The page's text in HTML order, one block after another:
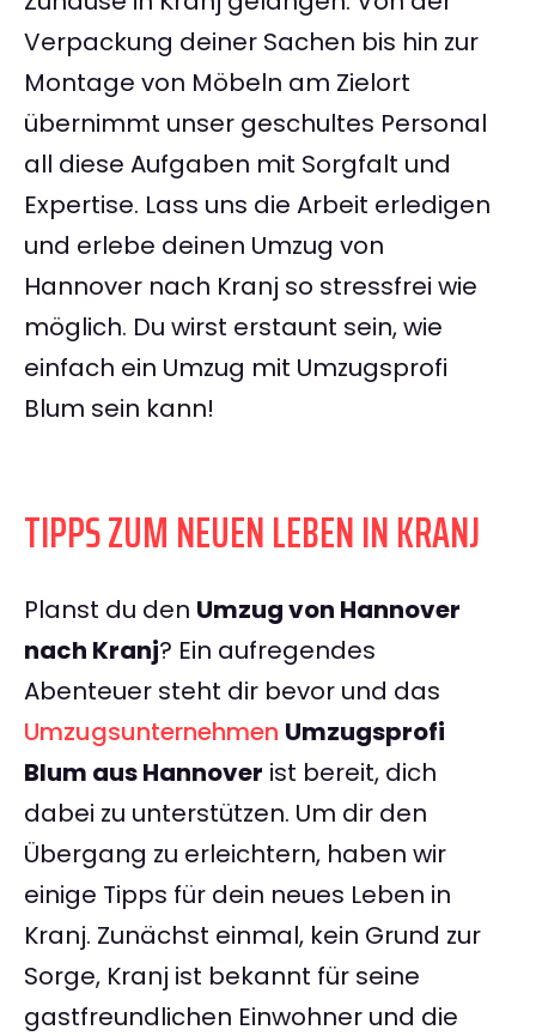
Verpackung deiner Sachen bis hin zur
Montage von Möbeln am Zielort
übernimmt unser geschultes Personal
all diese Aufgaben mit Sorgfalt und
Expertise. Lass uns die Arbeit erledigen
und erlebe deinen Umzug von
Hannover nach Kranj so stressfrei wie
möglich. Du wirst erstaunt sein, wie
einfach ein Umzug mit Umzugsprofi
Blum sein kann!
TIPPS ZUM NEUEN LEBEN IN KRANJ
Planst du den Umzug von Hannover
nach Kranj? Ein aufregendes
Abenteuer steht dir bevor und das
Umzugsunternehmen Umzugsprofi
Blum aus Hannover ist bereit, dich
dabei zu unterstützen. Um dir den
Übergang zu erleichtern, haben wir
einige Tipps für dein neues Leben in
Kranj. Zunächst einmal, kein Grund zur
Sorge, Kranj ist bekannt für seine
gastfreundlichen Einwohner und die